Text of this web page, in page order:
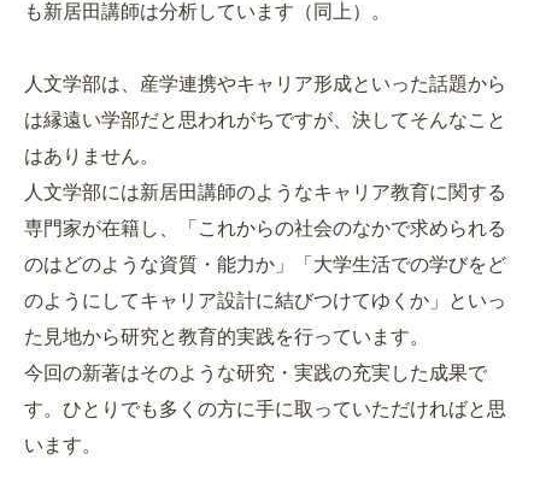
も新居田講師は分析しています（同上）。
人文学部は、産学連携やキャリア形成といった話題から
は縁遠い学部だと思われがちですが、決してそんなこと
はありません。
人文学部には新居田講師のようなキャリア教育に関する
専門家が在籍し、「これからの社会のなかで求められる
のはどのような資質・能力か」「大学生活での学びをど
のようにしてキャリア設計に結びつけてゆくか」といっ
た見地から研究と教育的実践を行っています。
今回の新著はそのような研究・実践の充実した成果で
す。ひとりでも多くの方に手に取っていただければと思
います。